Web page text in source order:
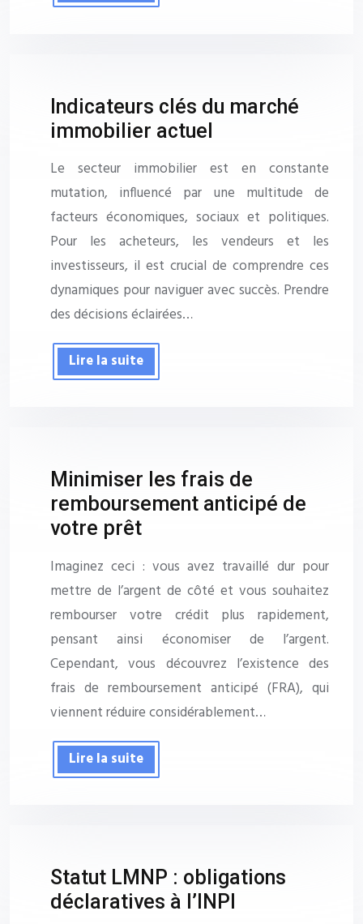
Indicateurs clés du marché
immobilier actuel
Le secteur immobilier est en constante
mutation, influencé par une multitude de
facteurs économiques, sociaux et politiques.
Pour les acheteurs, les vendeurs et les
investisseurs, il est crucial de comprendre ces
dynamiques pour naviguer avec succès. Prendre
des décisions éclairées…
Lire la suite
Minimiser les frais de
remboursement anticipé de
votre prêt
Imaginez ceci : vous avez travaillé dur pour
mettre de l’argent de côté et vous souhaitez
rembourser votre crédit plus rapidement,
pensant ainsi économiser de l’argent.
Cependant, vous découvrez l’existence des
frais de remboursement anticipé (FRA), qui
viennent réduire considérablement…
Lire la suite
Statut LMNP : obligations
déclaratives à l’INPI